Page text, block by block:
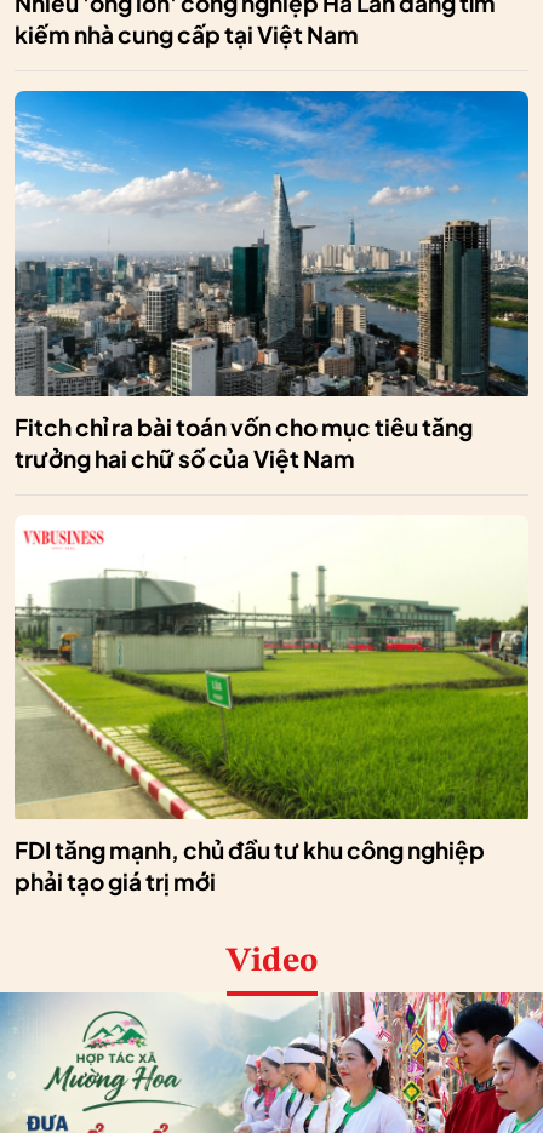
kiếm nhà cung cấp tại Việt Nam
Fitch chỉ ra bài toán vốn cho mục tiêu tăng
trưởng hai chữ số của Việt Nam
FDI tăng mạnh, chủ đầu tư khu công nghiệp
phải tạo giá trị mới
Video